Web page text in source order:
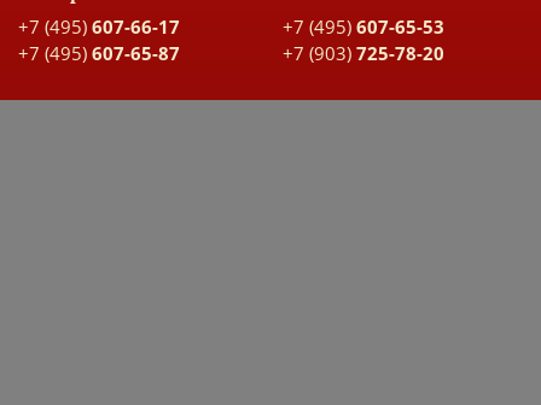
+7 (495) 607-66-17 +7 (495) 607-65-53
+7 (495) 607-65-87 +7 (903) 725-78-20